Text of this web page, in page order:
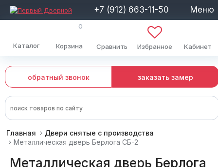
+7 (912) 663-11-50 Меню
Каталог
0
Корзина Сравнить Избранное Кабинет
обратный звонок заказать замер
Главная
Двери снятые с производства
Металлическая дверь Берлога СБ-2
Металлическая дверь Берлога